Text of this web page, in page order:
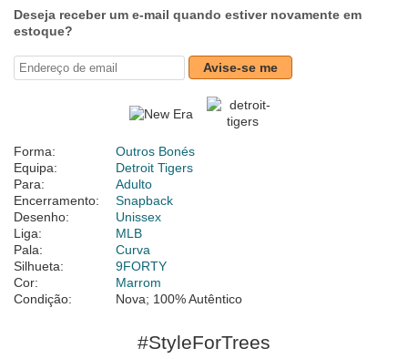
Deseja receber um e-mail quando estiver novamente em
estoque?
Avise-se me
Forma:
Outros Bonés
Equipa:
Detroit Tigers
Para:
Adulto
Encerramento:
Snapback
Desenho:
Unissex
Liga:
MLB
Pala:
Curva
Silhueta:
9FORTY
Cor:
Marrom
Condição:
Nova; 100% Autêntico
#StyleForTrees